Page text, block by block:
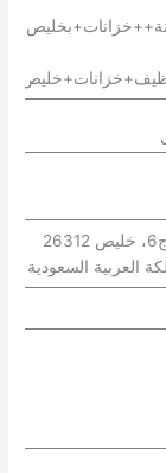
حي, 9295 طريق مكة المكرمة، ج6، خليص 26312